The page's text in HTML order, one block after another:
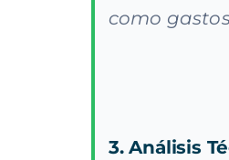
como
3.Análisis